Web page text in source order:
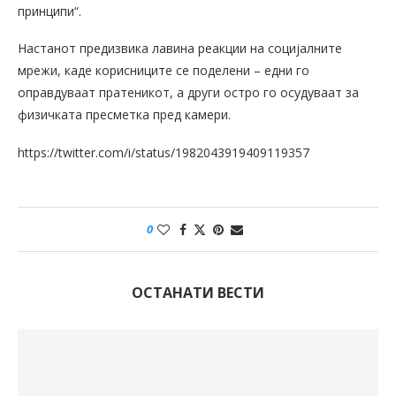
принципи“.
Настанот предизвика лавина реакции на социјалните
мрежи, каде корисниците се поделени – едни го
оправдуваат пратеникот, а други остро го осудуваат за
физичката пресметка пред камери.
https://twitter.com/i/status/1982043919409119357
0
ОСТАНАТИ ВЕСТИ